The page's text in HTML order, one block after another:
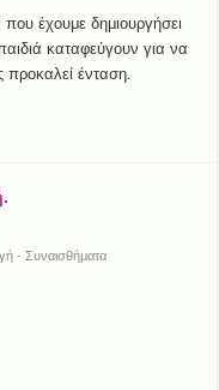
έχουμε δημιουργήσει
καταφεύγουν για να
προκαλεί ένταση.
- Συναισθήματα